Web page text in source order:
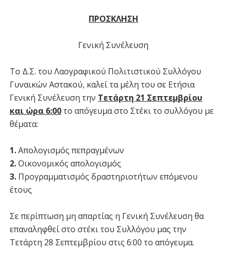
ΠΡΟΣΚΛΗΣΗ
Γενική Συνέλευση
Το Δ.Σ. του Λαογραφικού Πολιτιστικού Συλλόγου
Γυναικών Αστακού, καλεί τα μέλη του σε Ετήσια
Γενική Συνέλευση την Τετάρτη 21 Σεπτεμβρίου
και ώρα 6:00το απόγευμα στο Στέκι το συλλόγου με
θέματα:
1.Απολογισμός πεπραγμένων
2.Οικονομικός απολογισμός
3.Προγραμματισμός δραστηριοτήτων επόμενου
έτους
Σε περίπτωση μη απαρτίας η Γενική Συνέλευση θα
επαναληφθεί στο στέκι του Συλλόγου μας την
Τετάρτη 28 Σεπτεμβρίου στις 6:00 το απόγευμα.